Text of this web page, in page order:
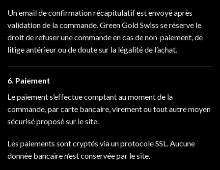
Un email de confirmation récapitulatif est envoyé après
validation de la commande. Green Gold Swiss se réserve le
droit de refuser une commande en cas de non-paiement, de
litige antérieur ou de doute sur la légalité de l’achat.
6. Paiement
Le paiement s’effectue comptant au moment de la
commande, par carte bancaire, virement ou tout autre moyen
sécurisé proposé sur le site.
Les paiements sont cryptés via un protocole SSL. Aucune
donnée bancaire n’est conservée par le site.